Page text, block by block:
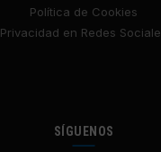
Política de Cookies
Privacidad en Redes
SÍGUENOS